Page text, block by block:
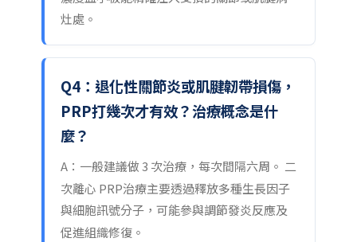
灶處。
Q4：退化性關節炎或肌腱韌帶損傷，
PRP打幾次才有效？治療概念是什
麼？
A：一般建議做 3 次治療，每次間隔六周。 二
次離心 PRP治療主要透過釋放多種生長因子
與細胞訊號分子，可能參與調節發炎反應及
促進組織修復。